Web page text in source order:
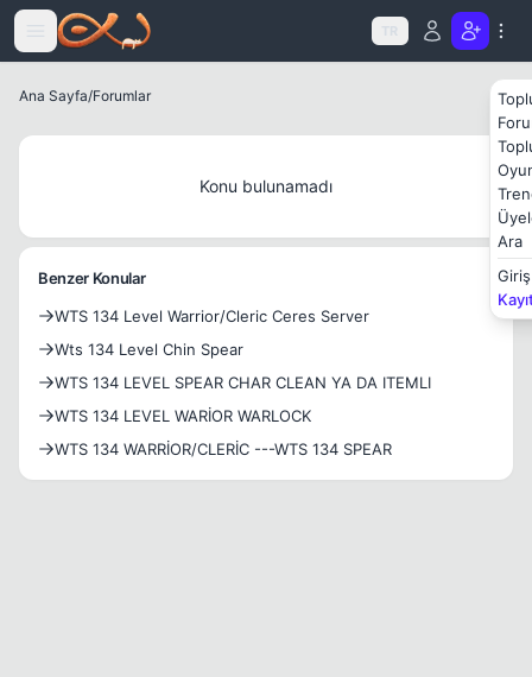
Icerige atla
TR
Ara
Giriş
Ana Sayfa/Forumlar
Konu bulunamadı
Benzer Konular
WTS 134 Level Warrior/Cleric Ceres Server
Wts 134 Level Chin Spear
WTS 134 LEVEL SPEAR CHAR CLEAN YA DA ITEMLI
WTS 134 LEVEL WARİOR WARLOCK
WTS 134 WARRİOR/CLERİC ---WTS 134 SPEAR